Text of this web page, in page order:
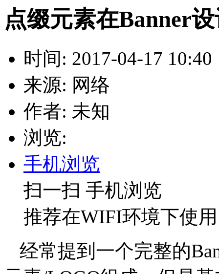
点缀元素在Banner
时间: 2017-04-17 10:40
来源: 网络
作者: 未知
浏览:
手机浏览
扫一扫 手机浏览
推荐在WIFI环境下使用
经常提到一个完整的